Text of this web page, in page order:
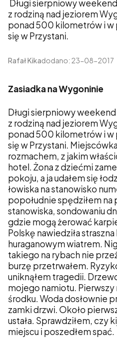
Długi sierpniowy
z rodziną nad jeziorem
ponad 500 kilometrów i
się w Przystani.
Rafał Kikadodano: 23-08-2017
Zasiadka na Wygoninie
Długi sierpniowy
z rodziną nad jeziorem
ponad 500 kilometrów i
się w Przystani.
rozmachem, z jakim
hotel. Żona z dziećmi
pokoju, a ja udałem się
łowiska na stanowisko
popołudnie spędziłem
stanowiska, sondowaniu
gdzie mogą żerować
Polskę nawiedziła
huraganowym wiatrem.
takiego na rybach nie
burzę przetrwałem.
uniknąłem tragedii.
mojego namiotu. Pierwszy
środku. Woda dosłownie
zamki drzwi. Około
ustała. Sprawdziłem, czy
miejscu i poszedłem spać.